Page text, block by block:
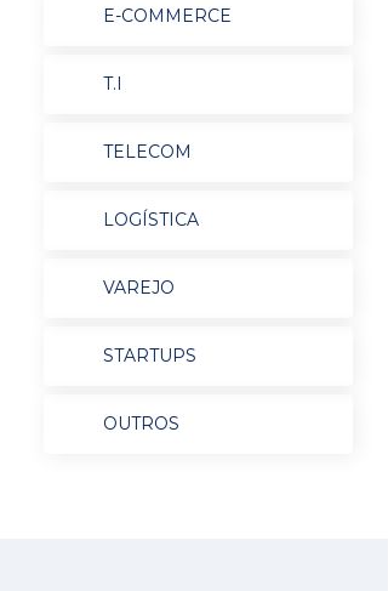
E-COMMERCE
T.I
TELECOM
LOGÍSTICA
VAREJO
STARTUPS
OUTROS